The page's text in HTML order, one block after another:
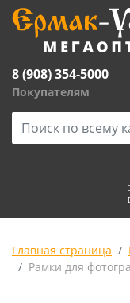
8 (908) 354-5000
Покупателям
Главная страница
Рамки для